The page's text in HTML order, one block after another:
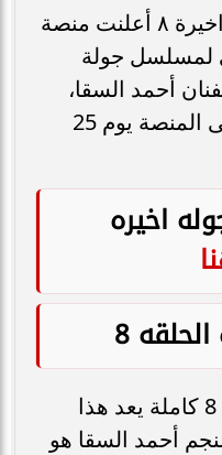
موعد عرض مسلسل جولة اخيرة ٨ أعلنت منصة
لمسلسل جولة
الفنان أحمد السقا،
والذي من انطلق عرضه على المنصة يوم 25
اخيره
8
مسلسل جوله اخيره الحلقه 8 كاملة يعد هذا
أحمد السقا هو